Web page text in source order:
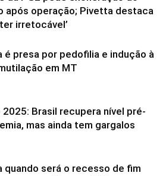
após operação; Pivetta destaca
irretocável’
é presa por pedofilia e indução à
em MT
2025: Brasil recupera nível pré-
mas ainda tem gargalos
quando será o recesso de fim